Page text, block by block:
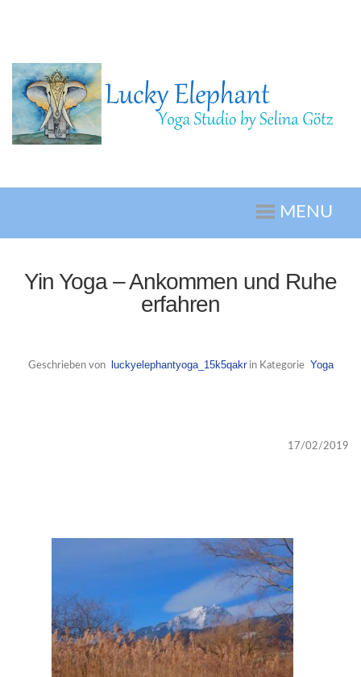
MENU
Yin Yoga – Ankommen und Ruhe
erfahren
Geschrieben von luckyelephantyoga_15k5qakrin Kategorie Yoga
17/02/2019